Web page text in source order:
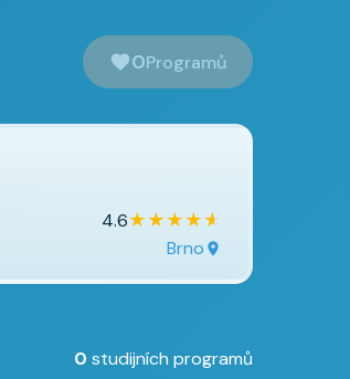
0Programů
4.6★★★★★
Brno
0 studijních programů